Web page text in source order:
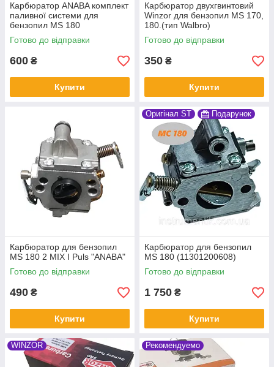
Карбюратор ANABA комплект
паливної системи для
бензопил MS 180
Готово до відправки
600 ₴
Купити
Карбюратор двухгвинтовий
Winzor для бензопил MS 170,
180.(тип Walbro)
Готово до відправки
350 ₴
Купити
Карбюратор для бензопил
MS 180 2 MIX I Puls "ANABA"
Готово до відправки
490 ₴
Купити
Оригінал ST Подарунок
Карбюратор для бензопил
MS 180 (11301200608)
Готово до відправки
1 750 ₴
Купити
WINZOR Рекомендуемо